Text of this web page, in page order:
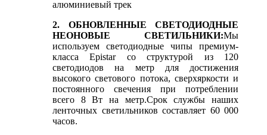
алюминиевый трек
2. ОБНОВЛЕННЫЕ СВЕТОДИОДНЫЕ
НЕОНОВЫЕ СВЕТИЛЬНИКИ:Мы
используем светодиодные чипы премиум-
класса Epistar со структурой из 120
светодиодов на метр для достижения
высокого светового потока, сверхяркости и
постоянного свечения при потреблении
всего 8 Вт на метр.Срок службы наших
ленточных светильников составляет 60 000
часов.